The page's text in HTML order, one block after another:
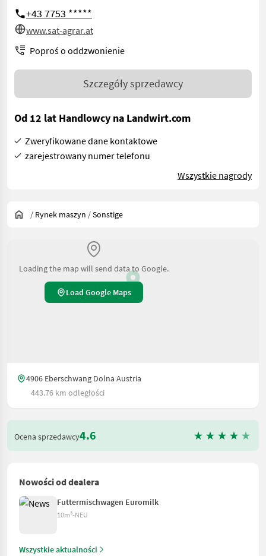
+43 7753 *****
www.sat-agrar.at
Poproś o oddzwonienie
Szczegóły sprzedawcy
Od 12 lat Handlowcy na Landwirt.com
Zweryfikowane dane kontaktowe
zarejestrowany numer telefonu
Wszystkie nagrody
/ Rynek maszyn /Sonstige
Loading the map will send data to Google.
Load Google Maps
4906 Eberschwang Dolna Austria
443.76 km odległości
Ocena sprzedawcy4.6
Nowości od dealera
Futtermischwagen Euromilk
10m³-NEU
Wszystkie aktualności